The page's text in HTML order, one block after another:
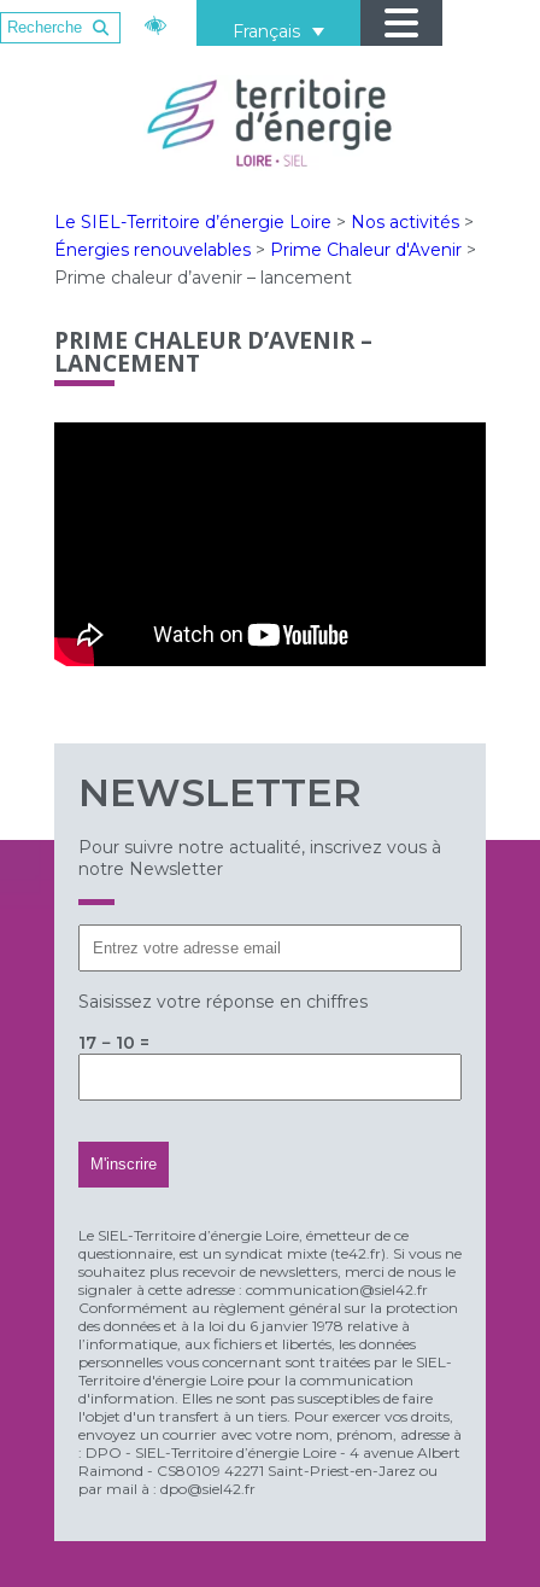
Français
Le SIEL-Territoire d’énergie Loire > Nos activités>
Énergies renouvelables> Prime Chaleur d'Avenir>
Prime chaleur d’avenir – lancement
PRIME CHALEUR D’AVENIR –
LANCEMENT
NEWSLETTER
Pour suivre notre actualité, inscrivez vous à
notre Newsletter
Saisissez votre réponse en chiffres
17 − 10 =
Le SIEL-Territoire d’énergie Loire, émetteur de ce
questionnaire, est un syndicat mixte (te42.fr). Si vous ne
souhaitez plus recevoir de newsletters, merci de nous le
signaler à cette adresse : communication@siel42.fr
Conformément au règlement général sur la protection
des données et à la loi du 6 janvier 1978 relative à
l’informatique, aux fichiers et libertés, les données
personnelles vous concernant sont traitées par le SIEL-
Territoire d'énergie Loire pour la communication
d'information. Elles ne sont pas susceptibles de faire
l'objet d'un transfert à un tiers. Pour exercer vos droits,
envoyez un courrier avec votre nom, prénom, adresse à
: DPO - SIEL-Territoire d’énergie Loire - 4 avenue Albert
Raimond - CS80109 42271 Saint-Priest-en-Jarez ou
par mail à : dpo@siel42.fr